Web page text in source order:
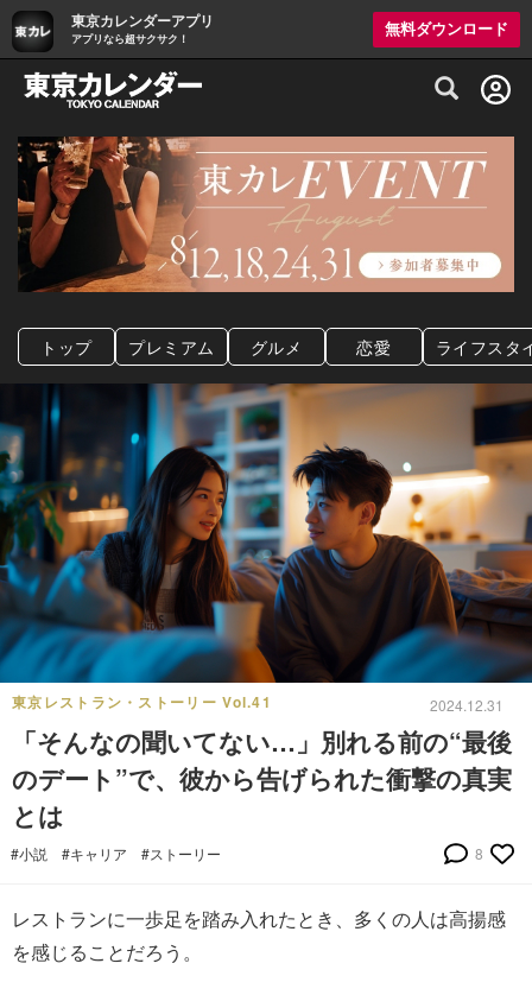
東京カレンダーアプリ
アプリなら超サクサク！
無料ダウンロード
グルメ情報・プレミアムレストラン予約
トップ プレミアム グルメ 恋愛 ライフスタ
東京レストラン・ストーリー Vol.41 2024.12.31
「そんなの聞いてない…」別れる前の“最後
のデート”で、彼から告げられた衝撃の真実
とは
#小説 #キャリア #ストーリー 8
レストランに一歩足を踏み入れたとき、多くの人は高揚感
を感じることだろう。